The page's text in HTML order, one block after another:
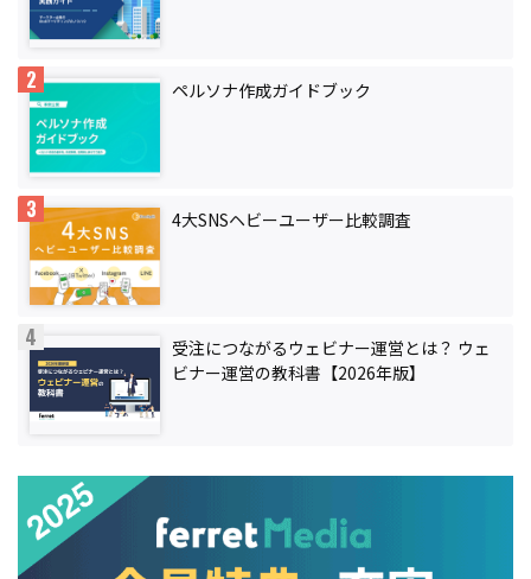
ペルソナ作成ガイドブック
4大SNSヘビーユーザー比較調査
受注につながるウェビナー運営とは？ ウェ
ビナー運営の教科書【2026年版】